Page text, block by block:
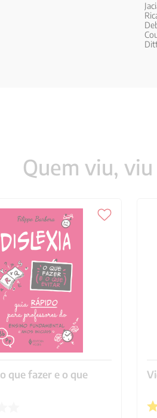
Quem viu,
que fazer e o que